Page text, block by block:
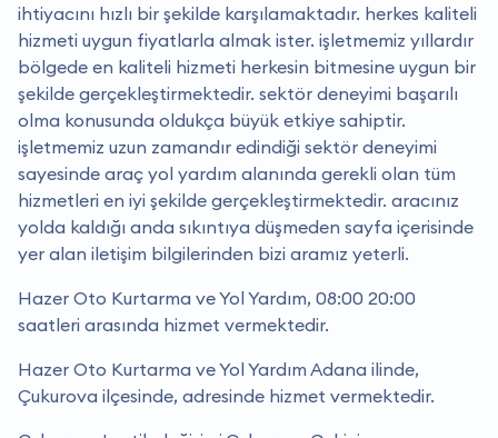
ihtiyacını hızlı bir şekilde karşılamaktadır. herkes kaliteli
hizmeti uygun fiyatlarla almak ister. i̇şletmemiz yıllardır
bölgede en kaliteli hizmeti herkesin bitmesine uygun bir
şekilde gerçekleştirmektedir. sektör deneyimi başarılı
olma konusunda oldukça büyük etkiye sahiptir.
i̇şletmemiz uzun zamandır edindiği sektör deneyimi
sayesinde araç yol yardım alanında gerekli olan tüm
hizmetleri en iyi şekilde gerçekleştirmektedir. aracınız
yolda kaldığı anda sıkıntıya düşmeden sayfa içerisinde
yer alan iletişim bilgilerinden bizi aramız yeterli.
Hazer Oto Kurtarma ve Yol Yardım, 08:00 20:00
saatleri arasında hizmet vermektedir.
Hazer Oto Kurtarma ve Yol Yardım Adana ilinde,
Çukurova ilçesinde, adresinde hizmet vermektedir.